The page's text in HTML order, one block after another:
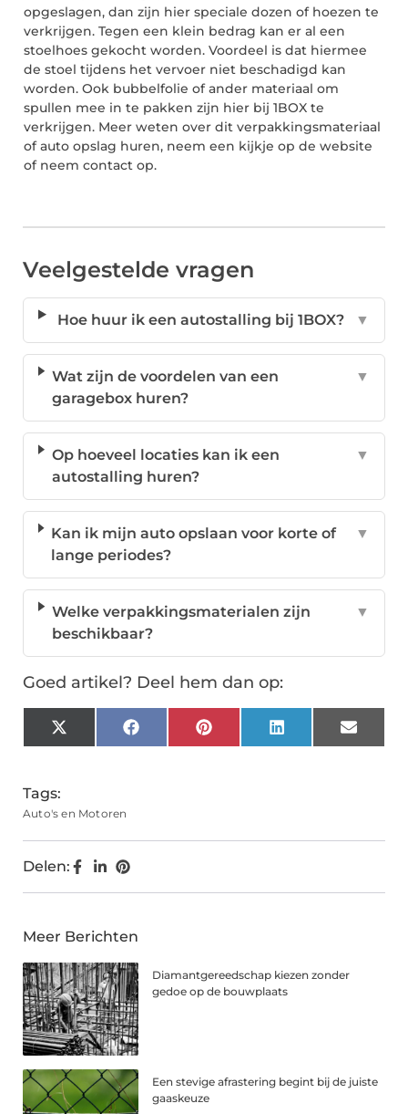
opgeslagen, dan zijn hier speciale dozen of hoezen te
verkrijgen. Tegen een klein bedrag kan er al een
stoelhoes gekocht worden. Voordeel is dat hiermee
de stoel tijdens het vervoer niet beschadigd kan
worden. Ook bubbelfolie of ander materiaal om
spullen mee in te pakken zijn hier bij 1BOX te
verkrijgen. Meer weten over dit verpakkingsmateriaal
of auto opslag huren, neem een kijkje op de website
of neem contact op.
Veelgestelde vragen
Hoe huur ik een autostalling bij 1BOX? ▼
Wat zijn de voordelen van een
garagebox huren?
▼
Op hoeveel locaties kan ik een
autostalling huren?
▼
Kan ik mijn auto opslaan voor korte of
lange periodes?
▼
Welke verpakkingsmaterialen zijn
beschikbaar?
▼
Goed artikel? Deel hem dan op:
X
(Twitter)
FacebookPinterestLinkedIn Email
Tags:
Auto's en Motoren
Delen:
Meer Berichten
Diamantgereedschap kiezen zonder
gedoe op de bouwplaats
Een stevige afrastering begint bij de juiste
gaaskeuze